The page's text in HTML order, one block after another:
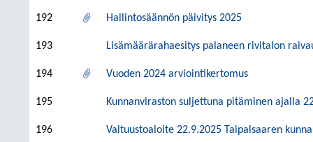
192 Hallintosäännön päivitys 2025
193 Lisämäärärahaesitys palaneen rivitalon
194 Vuoden 2024 arviointikertomus
195 Kunnanviraston suljettuna pitäminen ajalla
196 Valtuustoaloite 22.9.2025 Taipalsaaren